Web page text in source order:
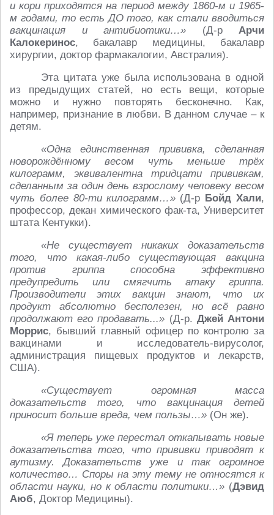
и кори приходятся на период между 1860-м и 1965-
м годами, то есть ДО того, как стали вводиться
вакцинация и антибиотики…» (Д-р Арчи
Калокеринос, бакалавр медицины, бакалавр
хирургии, доктор фармакалогии, Австралия).
Эта цитата уже была использована в одной
из предыдущих статей, но есть вещи, которые
можно и нужно повторять бесконечно. Как,
например, признание в любви. В данном случае – к
детям.
«Одна единственная прививка, сделанная
новорождённому весом чуть меньше трёх
килограмм, эквивалентна тридцати прививкам,
сделанным за один день взрослому человеку весом
чуть более 80-ти килограмм…»(Д-р Бойд Хали,
профессор, декан химического фак-та, Университет
штата Кентукки).
«Не существует никаких доказательств
того, что какая-либо существующая вакцина
против гриппа способна эффективно
предупредить или смягчить атаку гриппа.
Производители этих вакцин знают, что их
продукт абсолютно бесполезен, но всё равно
продолжают его продавать...» (Д-р. Джей Антони
Моррис, бывший главный офицер по контролю за
вакцинами и исследователь-вирусолог,
администрация пищевых продуктов и лекарств,
США).
«Существует огромная масса
доказательств того, что вакцинация детей
приносит больше вреда, чем пользы…» (Он же).
«Я теперь уже перестал откапывать новые
доказательства того, что прививки приводят к
аутизму. Доказательств уже и так огромное
количество… Споры на эту тему не относятся к
области науки, но к области политики…» (Дэвид
Аюб, Доктор Медицины).